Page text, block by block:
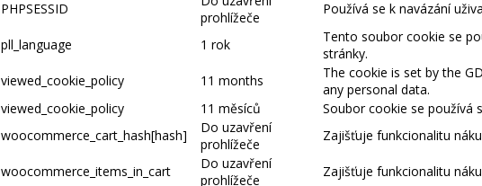
PHPSESSID
prohlížeče
Používá se k navázání
pll_language 1 rok
Tento soubor cookie se
stránky.
viewed_cookie_policy
11 months
The cookie is set by the
any personal data.
viewed_cookie_policy
11 měsíců
Soubor cookie se používá
woocommerce_cart_hash[hash]
Do uzavření
prohlížeče
Zajišťuje funkcionalitu
woocommerce_items_in_cart
Do uzavření
prohlížeče
Zajišťuje funkcionalitu